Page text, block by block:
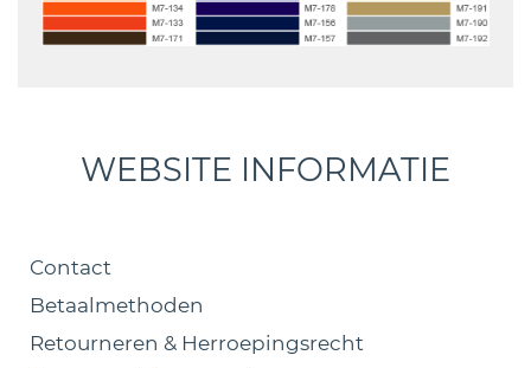
WEBSITE INFORMATIE
Contact
Betaalmethoden
Retourneren & Herroepingsrecht